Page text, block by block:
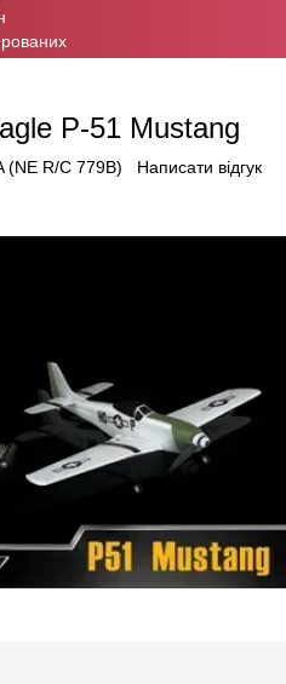
P-51 Mustang
(NE R/C 779B) Написати відгук